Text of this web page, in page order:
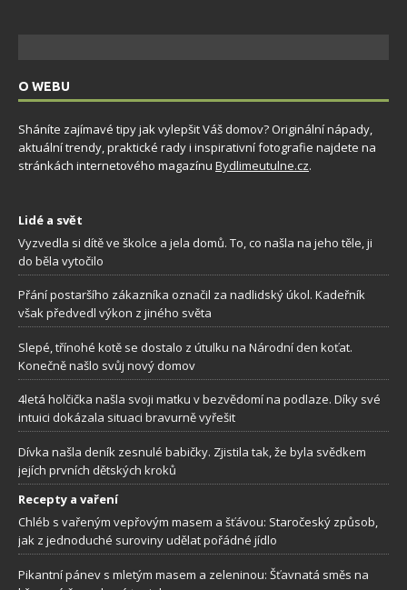
O WEBU
Sháníte zajímavé tipy jak vylepšit Váš domov? Originální nápady,
aktuální trendy, praktické rady i inspirativní fotografie najdete na
stránkách internetového magazínu Bydlimeutulne.cz.
Lidé a svět
Vyzvedla si dítě ve školce a jela domů. To, co našla na jeho těle, ji
do běla vytočilo
Přání postaršího zákazníka označil za nadlidský úkol. Kadeřník
však předvedl výkon z jiného světa
Slepé, třínohé kotě se dostalo z útulku na Národní den koťat.
Konečně našlo svůj nový domov
4letá holčička našla svoji matku v bezvědomí na podlaze. Díky své
intuici dokázala situaci bravurně vyřešit
Dívka našla deník zesnulé babičky. Zjistila tak, že byla svědkem
jejích prvních dětských kroků
Recepty a vaření
Chléb s vařeným vepřovým masem a šťávou: Staročeský způsob,
jak z jednoduché suroviny udělat pořádné jídlo
Pikantní pánev s mletým masem a zeleninou: Šťavnatá směs na